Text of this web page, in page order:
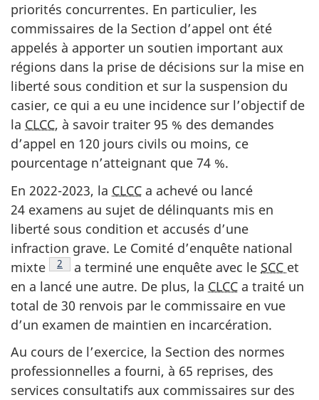
priorités concurrentes. En particulier, les
commissaires de la Section d’appel ont été
appelés à apporter un soutien important aux
régions dans la prise de décisions sur la mise en
liberté sous condition et sur la suspension du
casier, ce qui a eu une incidence sur l’objectif de
la CLCC, à savoir traiter 95 % des demandes
d’appel en 120 jours civils ou moins, ce
pourcentage n’atteignant que 74 %.
En 2022-2023, la CLCC a achevé ou lancé
24 examens au sujet de délinquants mis en
liberté sous condition et accusés d’une
infraction grave. Le Comité d’enquête national
mixte
Note de bas de page
2 a terminé une enquête avec le SCC et
en a lancé une autre. De plus, la CLCC a traité un
total de 30 renvois par le commissaire en vue
d’un examen de maintien en incarcération.
Au cours de l’exercice, la Section des normes
professionnelles a fourni, à 65 reprises, des
services consultatifs aux commissaires sur des